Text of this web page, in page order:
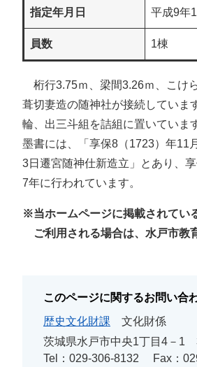
指定年月日 平成9年
員数 1棟
桁行3.75ｍ、梁間3.26ｍ、こけ
葺切妻造の随神社が接続していま
輪、出三斗組を詰組に置いていま
墨書には、「享保8（1723）年11
3日遷宮随神仕新造立」とあり、
7年に行われています。
※当ホームページに掲載されてい
ご利用される場合は、水戸市教
このページに関するお問い合
歴史文化財課
文化財係
茨城県水戸市中央1丁目4－1
Tel：029-306-8132
Fax：